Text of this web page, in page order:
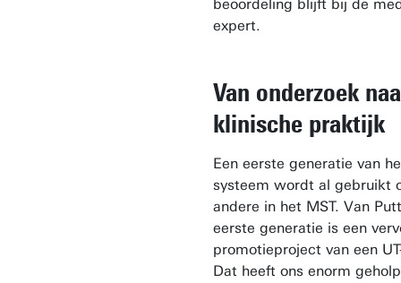
beoordeling blijft bij de
expert.
Van onderzoek
klinische praktijk
Een eerste generatie van
systeem wordt al gebruikt
andere in het MST. Van
eerste generatie is een
promotieproject van een
Dat heeft ons enorm